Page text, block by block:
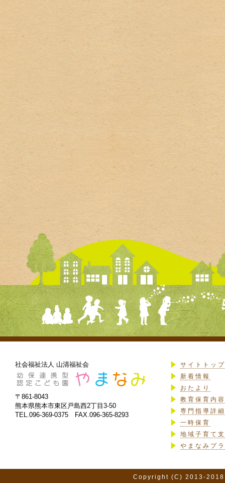
社会福祉法人 山清福祉会
〒861-8043
熊本県熊本市東区戸島西2丁目3-50
TEL.096-369-0375 FAX.096-365-8293
サイトトップ
新着情報
おたより
教育保育内
専門指導詳細
一時保育
地域子育て
やまなみプ
Copyright (C) 2013-